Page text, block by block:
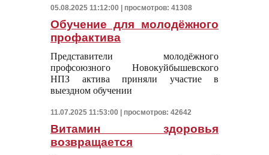
05.08.2025 11:12:00 | просмотров: 41308
Обучение для молодёжного
профактива
Представители молодёжного
профсоюзного Новокуйбышевского
НПЗ актива приняли участие в
выездном обучении
11.07.2025 11:53:00 | просмотров: 42642
Витамин здоровья
возвращается